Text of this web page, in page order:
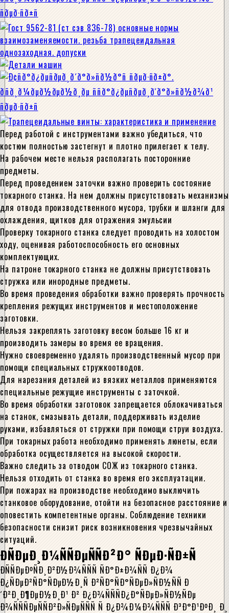
Перед работой с инструментами важно убедиться, что
костюм полностью застегнут и плотно прилегает к телу.
На рабочем месте нельзя располагать посторонние
предметы.
Перед проведением заточки важно проверить состояние
токарного станка. На нем должны присутствовать механизмы
для отвода производственного мусора, трубки и шланги для
охлаждения, щитков для отражения эмульсии
Проверку токарного станка следует проводить на холостом
ходу, оценивая работоспособность его основных
комплектующих.
На патроне токарного станка не должны присутствовать
стружка или инородные предметы.
Во время проведения обработки важно проверять прочность
крепления режущих инструментов и местоположение
заготовки.
Нельзя закреплять заготовку весом больше 16 кг и
производить замеры во время ее вращения.
Нужно своевременно удалять производственный мусор при
помощи специальных стружкоотводов.
Для нарезания деталей из вязких металлов применяются
специальные режущие инструменты с заточкой.
Во время обработки заготовок запрещается облокачиваться
на станок, смазывать детали, поддерживать изделие
руками, избавляться от стружки при помощи струи воздуха.
При токарных работа необходимо применять люнеты, если
обработка осуществляется на высокой скорости.
Важно следить за отводом СОЖ из токарного станка.
Нельзя отходить от станка во время его эксплуатации.
При пожарах на производстве необходимо выключить
станковое оборудование, отойти на безопасное расстояние и
оповестить компетентные органы. Соблюдение техники
безопасности снизит риск возникновения чрезвычайных
ситуаций.
ÐÑÐµÐ¸Ð¼ÑÑÐµÑÑÐ²Ð° ÑÐµÐ·ÑÐ±Ñ
Ð­ÑÑÐµÐºÑÐ¸Ð²Ð½Ð¾ÑÑÑ ÑÐ°Ð±Ð¾ÑÑ Ð¿Ð¾
Ð¿ÑÐµÐ²ÑÐ°ÑÐµÐ½Ð¸Ñ Ð²ÑÐ°ÑÐ°ÑÐµÐ»ÑÐ½ÑÑ Ð
´Ð²Ð¸Ð¶ÐµÐ½Ð¸Ð¹ Ð² Ð¿Ð¾ÑÑÑÐ¿Ð°ÑÐµÐ»ÑÐ½ÑÐµ
Ð¾ÑÑÑÐµÑÑÐ²Ð»ÑÐµÑÑÑ Ñ Ð¿Ð¾Ð¼Ð¾ÑÑÑ Ð³Ð°Ð¹ÐºÐ¸ Ð¸